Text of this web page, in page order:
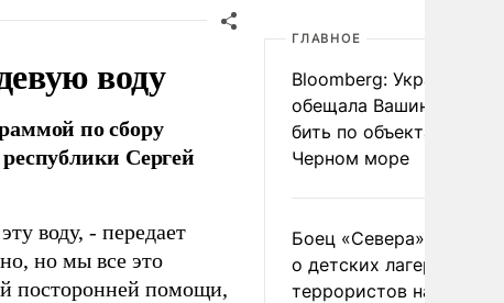
воду
по сбору
Сергей
воду, - передает
но мы все это
посторонней помощи,
ГЛАВНОЕ
Bloomberg: Украина
обещала Вашингтону не
бить по объектам КТК в
Черном море
Боец «Севера»
о детских лагерях
террористов на